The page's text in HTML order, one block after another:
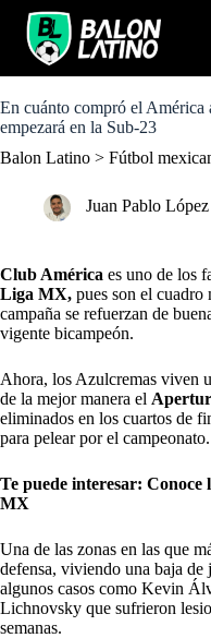
o
c
n
En cuánto compró el
empezará en la Sub-23
Balon Latino > Fútbol
Juan Pablo López
Club América es uno de los
Liga MX, pues son el cuadro
campaña se refuerzan de
vigente bicampeón.
Ahora, los Azulcremas viven
de la mejor manera el
eliminados en los cuartos de
para pelear por el campeonato.
Te puede interesar: Conoce
MX
Una de las zonas en las que
defensa, viviendo una baja de
algunos casos como Kevin
Lichnovsky que sufrieron
semanas.